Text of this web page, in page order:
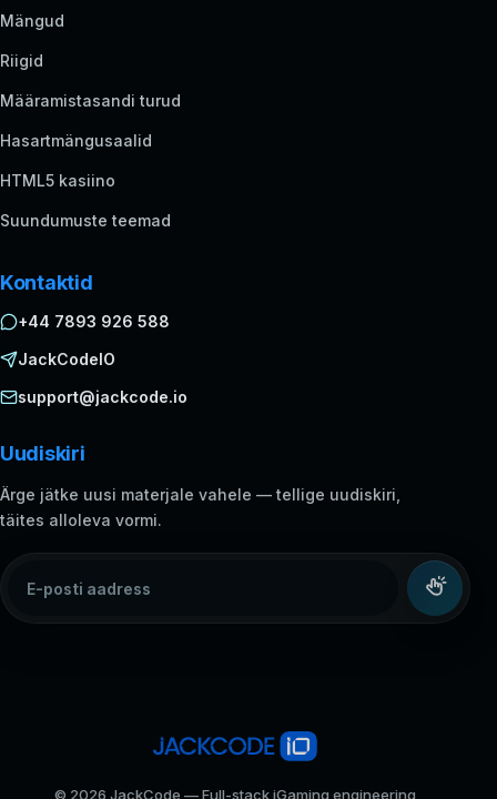
Mängud
Riigid
Määramistasandi turud
Hasartmängusaalid
HTML5 kasiino
Suundumuste teemad
Kontaktid
+44 7893 926 588
JackCodeIO
support@jackcode.io
Uudiskiri
Ärge jätke uusi materjale vahele — tellige uudiskiri,
täites alloleva vormi.
© 2026 JackCode — Full-stack iGaming engineering